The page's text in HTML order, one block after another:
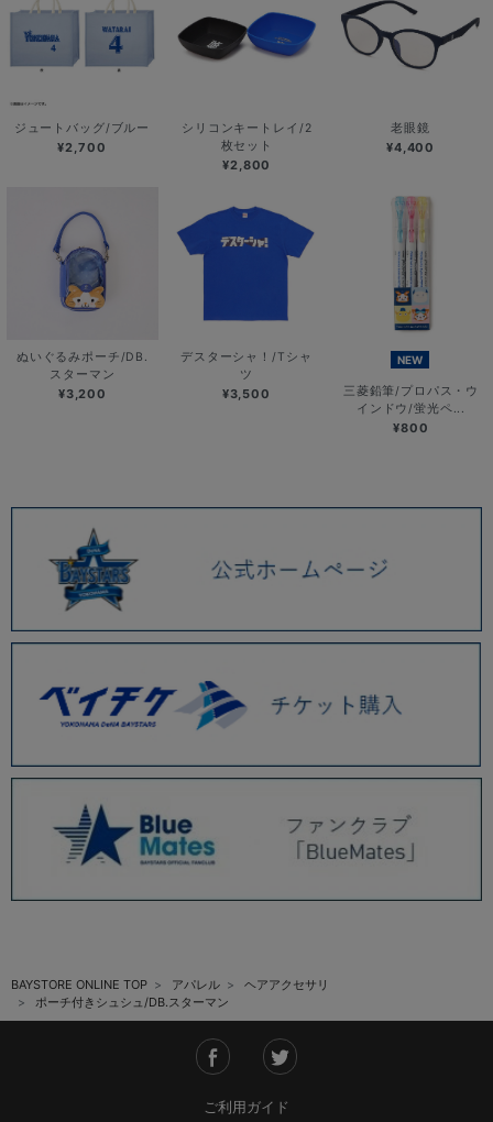
ジュートバッグ/ブルー
¥2,700
シリコンキートレイ/2
枚セット
¥2,800
老眼鏡
¥4,400
ぬいぐるみポーチ/DB.
スターマン
¥3,200
デスターシャ！/Tシャ
ツ
¥3,500
NEW
三菱鉛筆/プロパス・ウ
インドウ/蛍光ペ...
¥800
BAYSTORE ONLINE TOP アパレル
ヘアアクセサリ
ポーチ付きシュシュ/DB.スターマン
ご利用ガイド